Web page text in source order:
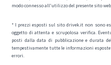
modo connesso all'utilizzo del presente sito
* I prezzi esposti sul sito drivek.it non sono
oggetto di attenta e scrupolosa verifica.
posti dalla data di pubblicazione e durata
tempestivamente tutte le informazioni
errori.